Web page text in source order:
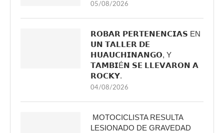
05/08/2026
𝗥𝗢𝗕𝗔𝗥 𝗣𝗘𝗥𝗧𝗘𝗡𝗘𝗡𝗖𝗜𝗔𝗦 EN
𝗨𝗡 𝗧𝗔𝗟𝗟𝗘𝗥 𝗗𝗘
𝗛𝗨𝗔𝗨𝗖𝗛𝗜𝗡𝗔𝗡𝗚𝗢, Y
𝗧𝗔𝗠𝗕𝗜É𝗡 𝗦𝗘 𝗟𝗟𝗘𝗩𝗔𝗥𝗢𝗡 𝗔
𝗥𝗢𝗖𝗞𝗬.
04/08/2026
MOTOCICLISTA RESULTA
LESIONADO DE GRAVEDAD